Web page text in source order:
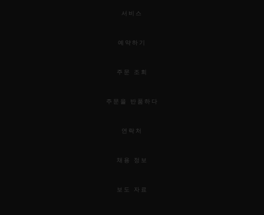
서비스
예약하기
주문 조회
주문을 반품하다
연락처
채용 정보
보도 자료